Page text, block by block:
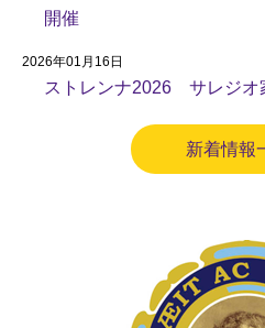
開催
2026年01月16日
ストレンナ2026 サレジ
新着情報